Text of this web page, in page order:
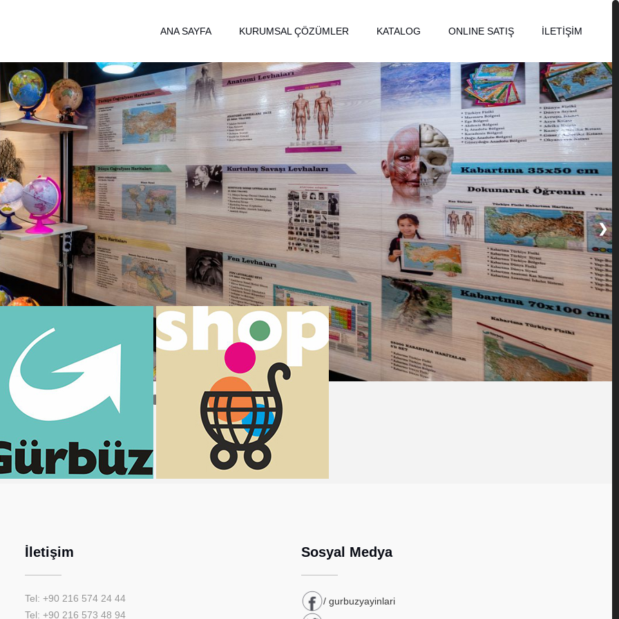
ANA SAYFA KURUMSAL ÇÖZÜMLER KATALOG ONLINE SATIŞ İLETİŞİM
❯
İletişim
Tel: +90 216 574 24 44
Tel: +90 216 573 48 94
Sosyal Medya
/ gurbuzyayinlari